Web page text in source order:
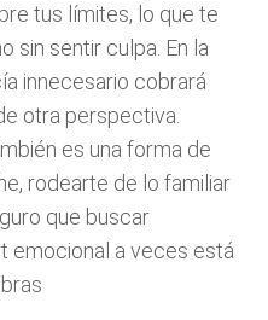
tus límites, lo que te
sin sentir culpa. En la
innecesario cobrará
otra perspectiva.
es una forma de
rodearte de lo familiar
que buscar
emocional a veces está